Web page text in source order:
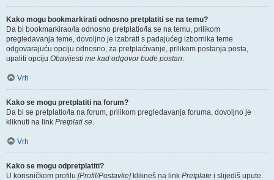
Kako mogu bookmarkirati odnosno pretplatiti se na temu?
Da bi bookmarkirao/la odnosno pretplatio/la se na temu, prilikom
pregledavanja teme, dovoljno je izabrati s padajućeg izbornika teme
odgovarajuću opciju odnosno, za pretplaćivanje, prilikom postanja posta,
upaliti opciju Obavijesti me kad odgovor bude postan.
Vrh
Kako se mogu pretplatiti na forum?
Da bi se pretplatio/la na forum, prilikom pregledavanja foruma, dovoljno je
kliknuti na link Pretplati se.
Vrh
Kako se mogu odpretplatiti?
U korisničkom profilu [Profil/Postavke]klikneš na link Pretplate i slijediš upute.